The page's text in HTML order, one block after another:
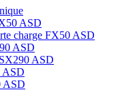
ASD
charge FX50 ASD
ASD
ASD
ASD
ASD